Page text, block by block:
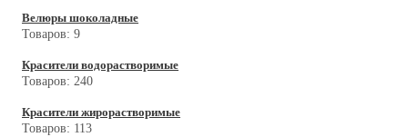
Велюры шоколадные
Товаров: 9
Красители водорастворимые
Товаров: 240
Красители жирорастворимые
Товаров: 113